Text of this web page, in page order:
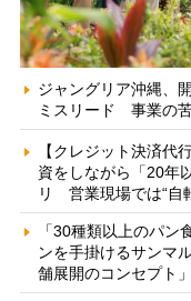
ジャングリア沖縄、
ミスリード 事業の
【クレジット決済代
資をしながら「20年
リ 営業現場では“自
「30種類以上のパン
ンを手掛けるサンマ
舗展開のコンセプト